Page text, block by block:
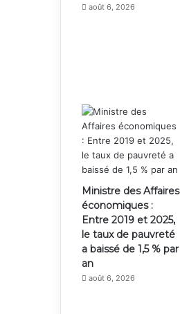
août 6, 2026
Ministre des Affaires
économiques :
Entre 2019 et 2025,
le taux de pauvreté
a baissé de 1,5 % par
an
août 6, 2026